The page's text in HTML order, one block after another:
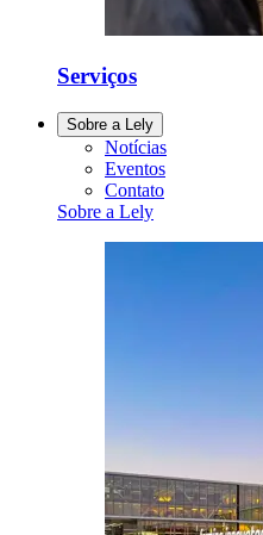
Serviços
Sobre a Lely
Notícias
Eventos
Contato
Sobre a Lely